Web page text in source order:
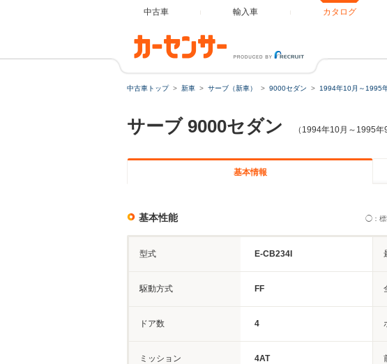
中古車 輸入車 カタログ
中古車トップ 新車 サーブ（新車） 9000セダン 1994年10月～1995
サーブ 9000セダン （1994年10月～1995
基本情報
基本性能 ◯：標
型式 E-CB234I
駆動方式 FF
ドア数 4
ミッション 4AT